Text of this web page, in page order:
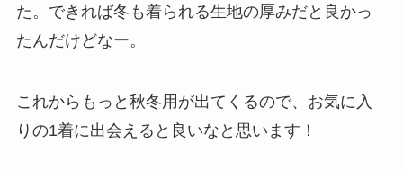
た。できれば冬も着られる生地の厚みだと良かっ
たんだけどなー。
これからもっと秋冬用が出てくるので、お気に入
りの1着に出会えると良いなと思います！